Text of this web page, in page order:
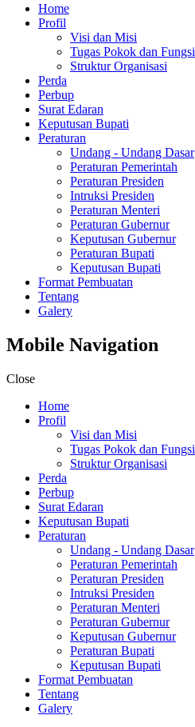
Home
Profil
Visi dan Misi
Tugas Pokok dan Fungsi
Struktur Organisasi
Perda
Perbup
Surat Edaran
Keputusan Bupati
Peraturan
Undang - Undang Dasar
Peraturan Pemerintah
Peraturan Presiden
Intruksi Presiden
Peraturan Menteri
Peraturan Gubernur
Keputusan Gubernur
Peraturan Bupati
Keputusan Bupati
Format Pembuatan
Tentang
Galery
Mobile Navigation
Close
Home
Profil
Visi dan Misi
Tugas Pokok dan Fungsi
Struktur Organisasi
Perda
Perbup
Surat Edaran
Keputusan Bupati
Peraturan
Undang - Undang Dasar
Peraturan Pemerintah
Peraturan Presiden
Intruksi Presiden
Peraturan Menteri
Peraturan Gubernur
Keputusan Gubernur
Peraturan Bupati
Keputusan Bupati
Format Pembuatan
Tentang
Galery